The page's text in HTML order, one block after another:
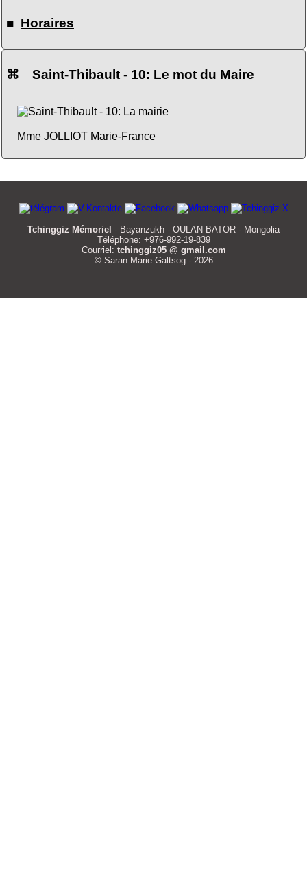
■ Horaires
⌘ Saint-Thibault - 10: Le mot du Maire
Mme JOLLIOT Marie-France
Tchinggiz Mémoriel - Bayanzukh - OULAN-BATOR - Mongolia
Téléphone: +976-992-19-839
Courriel: tchinggiz05 @ gmail.com
© Saran Marie Galtsog - 2026